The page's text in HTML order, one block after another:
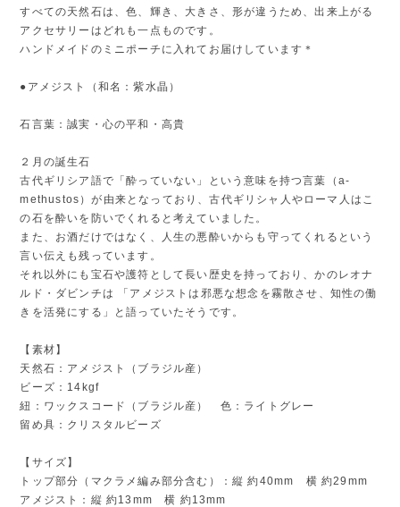
すべての天然石は、色、輝き、大きさ、形が違うため、出来上がる
アクセサリーはどれも一点ものです。
ハンドメイドのミニポーチに入れてお届けしています＊
●アメジスト（和名：紫水晶）
石言葉：誠実・心の平和・高貴
２月の誕生石
古代ギリシア語で「酔っていない」という意味を持つ言葉（a-
methustos）が由来となっており、古代ギリシャ人やローマ人はこ
の石を酔いを防いでくれると考えていました。
また、お酒だけではなく、人生の悪酔いからも守ってくれるという
言い伝えも残っています。
それ以外にも宝石や護符として長い歴史を持っており、かのレオナ
ルド・ダビンチは 「アメジストは邪悪な想念を霧散させ、知性の働
きを活発にする」と語っていたそうです。
【素材】
天然石：アメジスト（ブラジル産）
ビーズ：14kgf
紐：ワックスコード（ブラジル産） 色：ライトグレー
留め具：クリスタルビーズ
【サイズ】
トップ部分（マクラメ編み部分含む）：縦 約40mm 横 約29mm
アメジスト：縦 約13mm 横 約13mm